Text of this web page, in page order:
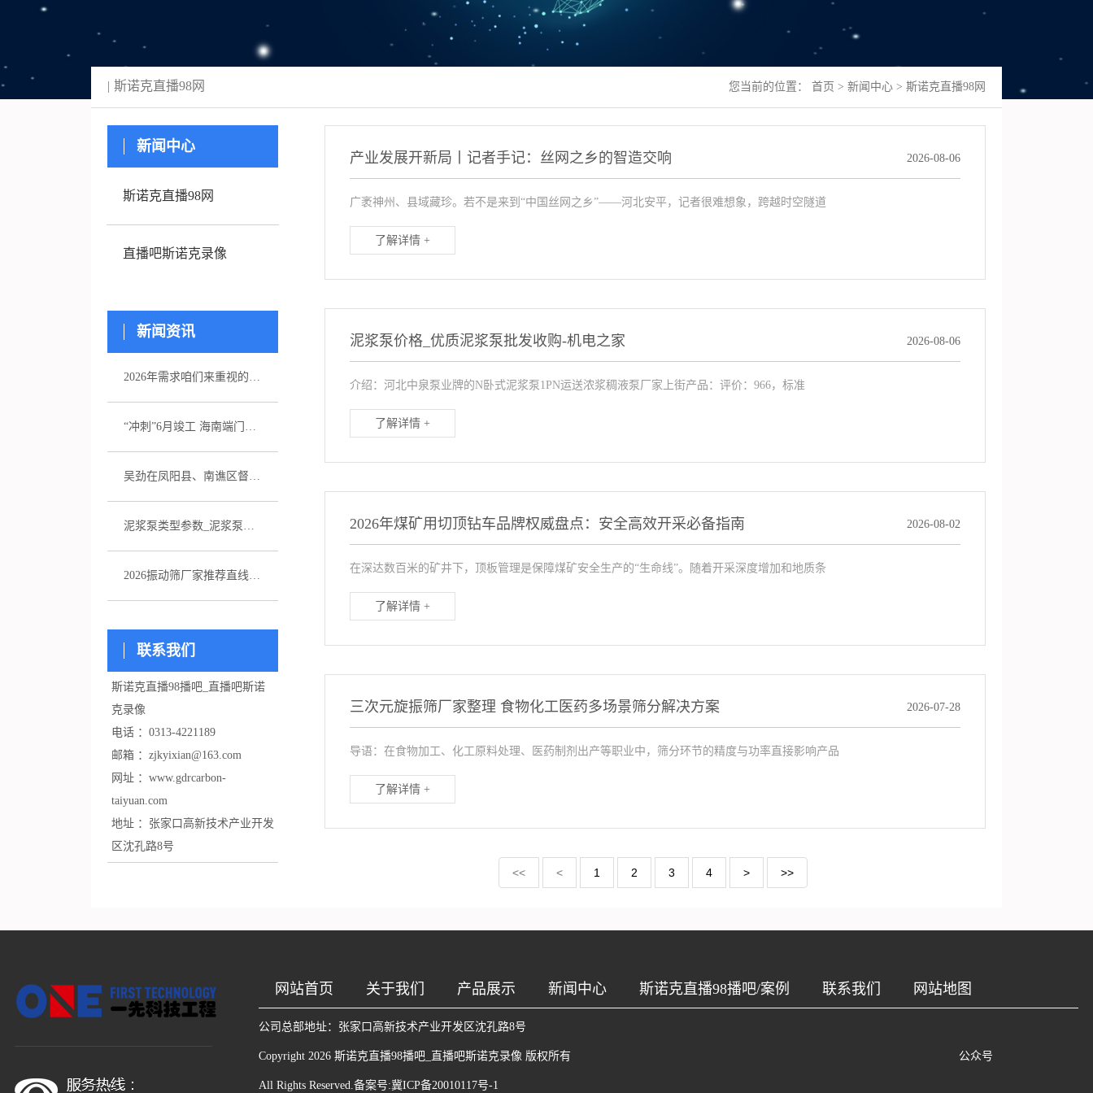
您当前的位置： 首页 > 新闻中心 > 斯诺克直播98网
斯诺克直播98网
新闻中心
斯诺克直播98网
直播吧斯诺克录像
新闻资讯
2026年需求咱们来重视的五家注浆泵厂家引荐
“冲刺”6月竣工 海南端门岭矿区（二期）年产530万吨花岗岩骨料项目综合楼封顶
吴劲在凤阳县、南谯区督导杰出生态环境问题整改作业
泥浆泵类型参数_泥浆泵选型_图片
2026振动筛厂家推荐直线振动筛超声波直排厂家优选指南！
联系我们
斯诺克直播98播吧_直播吧斯诺
克录像
电话 ： 0313-4221189
邮箱 ： zjkyixian@163.com
网址 ： www.gdrcarbon-
taiyuan.com
地址 ： 张家口高新技术产业开发
区沈孔路8号
产业发展开新局丨记者手记：丝网之乡的智造交响 2026-08-06
广袤神州、县域藏珍。若不是来到“中国丝网之乡”——河北安平，记者很难想象，跨越时空隧道
了解详情 +
泥浆泵价格_优质泥浆泵批发收购-机电之家 2026-08-06
介绍：河北中泉泵业牌的N卧式泥浆泵1PN运送浓浆稠液泵厂家上街产品：评价：966，标准
了解详情 +
2026年煤矿用切顶钻车品牌权威盘点：安全高效开采必备指南 2026-08-02
在深达数百米的矿井下，顶板管理是保障煤矿安全生产的“生命线”。随着开采深度增加和地质条
了解详情 +
三次元旋振筛厂家整理 食物化工医药多场景筛分解决方案 2026-07-28
导语：在食物加工、化工原料处理、医药制剂出产等职业中，筛分环节的精度与功率直接影响产品
了解详情 +
<< < 1 2 3 4 > >>
网站首页 关于我们 产品展示 新闻中心 斯诺克直播98播吧/案例 联系我们 网站地图
公司总部地址： 张家口高新技术产业开发区沈孔路8号
Copyright 2026 斯诺克直播98播吧_直播吧斯诺克录像 版权所有
All Rights Reserved.备案号:冀ICP备20010117号-1
公众号